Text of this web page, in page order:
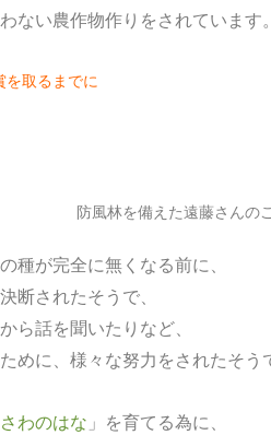
ない農作物作りをされています。
取るまでに
防風林を備えた遠藤さんの
種が完全に無くなる前に、
断されたそうで、
ら話を聞いたりなど、
めに、様々な努力をされたそう
さわのはな 」を育てる為に、